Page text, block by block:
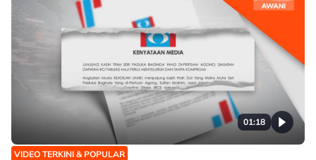
01:18
VIDEO TERKINI & POPULAR